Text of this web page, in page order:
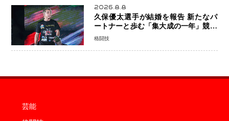
2026.8.8
久保優太選手が結婚を報告 新たなパ
ートナーと歩む「集大成の一年」競技
生活を支える存在に感謝
格闘技
芸能